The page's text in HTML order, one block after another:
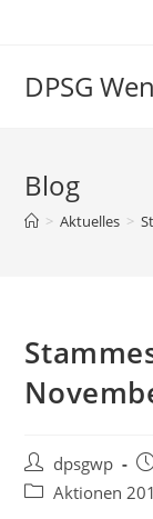
DPSG
Blog
> Aktuelles >
Beitrags-
Autor:
dpsgwp
Beitrags-
Aktionen